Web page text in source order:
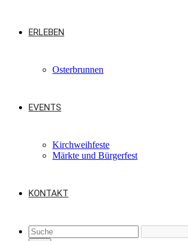
ERLEBEN
Osterbrunnen
EVENTS
Kirchweihfeste
Märkte und Bürgerfest
KONTAKT